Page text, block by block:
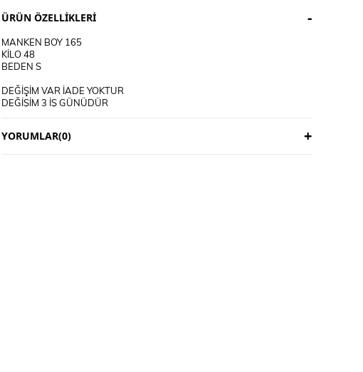
ÜRÜN ÖZELLIKLERI
MANKEN BOY 165
KİLO 48
BEDEN S
DEĞİŞİM VAR İADE YOKTUR
DEĞİŞİM 3 İŞ GÜNÜDÜR
YORUMLAR(0)